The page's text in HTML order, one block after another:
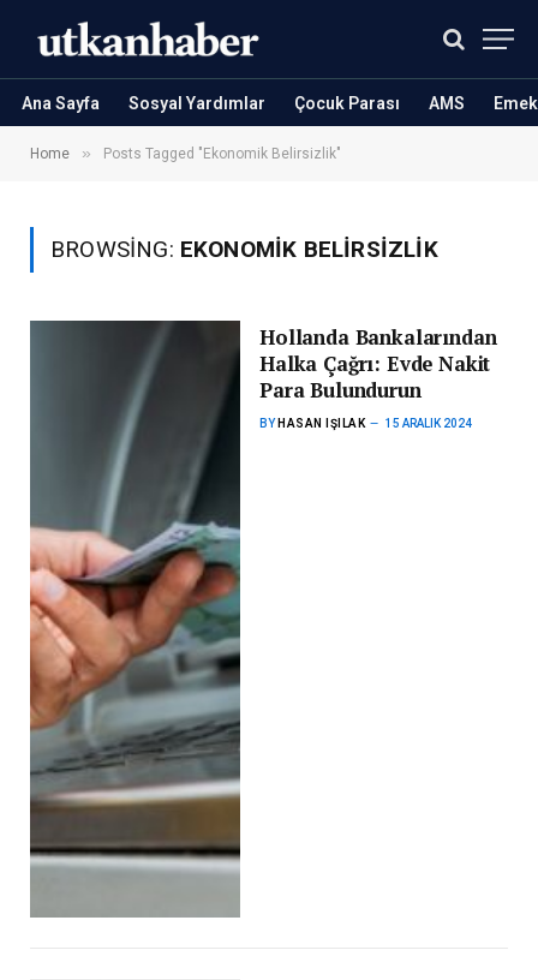
Ana Sayfa Sosyal Yardımlar Çocuk Parası AMS
Home » Posts Tagged "Ekonomik Belirsizlik"
BROWSING: EKONOMIK BELIRSIZLIK
Hollanda Bankalarından
Halka Çağrı: Evde Nakit
Para Bulundurun
BY HASAN IŞILAK 15 ARALIK 2024